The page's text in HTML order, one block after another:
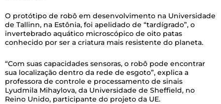
O protótipo de robô em desenvolvimento na Universidade
de Tallinn, na Estônia, foi apelidado de “tardígrado”, o
invertebrado aquático microscópico de oito patas
conhecido por ser a criatura mais resistente do planeta.
“Com suas capacidades sensoras, o robô pode encontrar
sua localização dentro da rede de esgoto”, explica a
professora de controle e processamento de sinais
Lyudmila Mihaylova, da Universidade de Sheffield, no
Reino Unido, participante do projeto da UE.